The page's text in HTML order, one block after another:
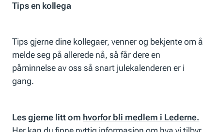
Tips en kollega
Tips gjerne dine kollegaer, venner og bekjente om å
melde seg på allerede nå, så får dere en
påminnelse av oss så snart julekalenderen er i
gang.
Les gjerne litt om hvorfor bli medlem i Lederne.